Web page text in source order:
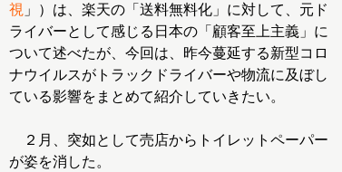
視 」）は、楽天の「送料無料化」に対して、元ド
ライバーとして感じる日本の「顧客至上主義」に
ついて述べたが、今回は、昨今蔓延する新型コロ
ナウイルスがトラックドライバーや物流に及ぼし
ている影響をまとめて紹介していきたい。
２月、突如として売店からトイレットペーパー
が姿を消した。